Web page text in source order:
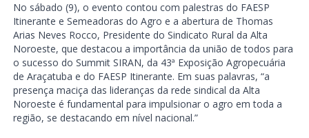
No sábado (9), o evento contou com palestras do FAESP
Itinerante e Semeadoras do Agro e a abertura de Thomas
Arias Neves Rocco, Presidente do Sindicato Rural da Alta
Noroeste, que destacou a importância da união de todos para
o sucesso do Summit SIRAN, da 43ª Exposição Agropecuária
de Araçatuba e do FAESP Itinerante. Em suas palavras, “a
presença maciça das lideranças da rede sindical da Alta
Noroeste é fundamental para impulsionar o agro em toda a
região, se destacando em nível nacional.”